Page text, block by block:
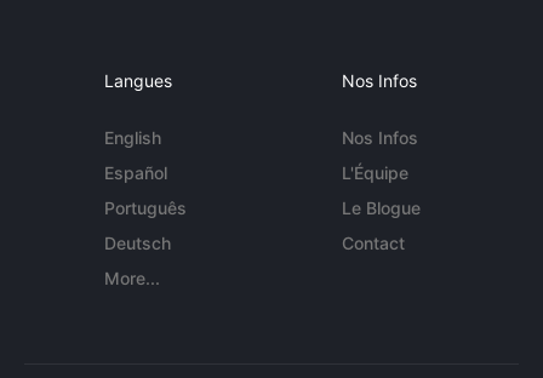
Langues
English
Español
Português
Deutsch
More...
Nos Infos
Nos Infos
L'Équipe
Le Blogue
Contact